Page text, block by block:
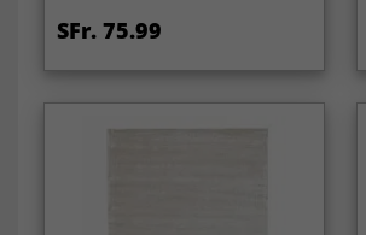
SFr. 75.99